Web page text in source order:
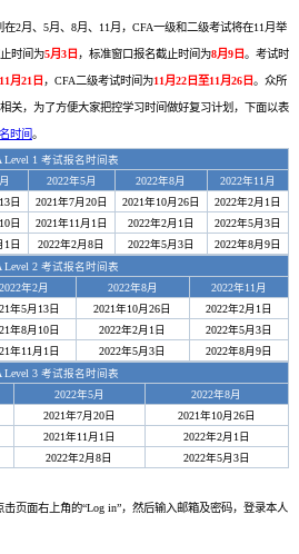
2月、5月、8月、11月，CFA一级和二级考试将在11月举
时间为5月3日 ，标准窗口报名截止时间为8月9日。考试时
月21日 ，CFA二级考试时间为11月22日至11月26日。众所
关，为了方便大家把控学习时间做好复习计划，下面以表
时间。
Level 1 考试报名时间表
2022年5月 2022年8月
2022年11月
日 2021年7月20日 2021年10月26日
2022年2月1日
日 2021年11月1日 2022年2月1日
2022年5月3日
1日 2022年2月8日 2022年5月3日
2022年8月9日
Level 2 考试报名时间表
2022年2月 2022年8月
2022年11月
年5月13日 2021年10月26日
2022年2月1日
年8月10日 2022年2月1日
2022年5月3日
年11月1日 2022年5月3日
2022年8月9日
Level 3 考试报名时间表
2022年5月
2022年8月
2021年7月20日
2021年10月26日
2021年11月1日
2022年2月1日
2022年2月8日
2022年5月3日
页面右上角的“Log in”，然后输入邮箱及密码，登录本人